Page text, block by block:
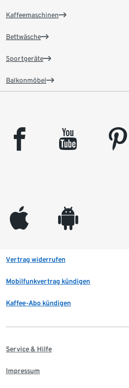
Kaffeemaschinen
Bettwäsche
Sportgeräte
Balkonmöbel
facebook youtube pinterest
appleinc android
Vertrag widerrufen
Mobilfunkvertrag kündigen
Kaffee-Abo kündigen
Service & Hilfe
Impressum